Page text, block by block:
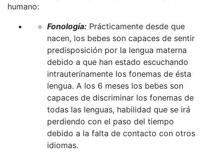
humano:
Fonología: Prácticamente desde que
nacen, los bebes son capaces de sentir
predisposición por la lengua materna
debido a que han estado escuchando
intrauterínamente los fonemas de ésta
lengua. A los 6 meses los bebes son
capaces de discriminar los fonemas de
todas las lenguas, habilidad que se irá
perdiendo con el paso del tiempo
debido a la falta de contacto con otros
idiomas.